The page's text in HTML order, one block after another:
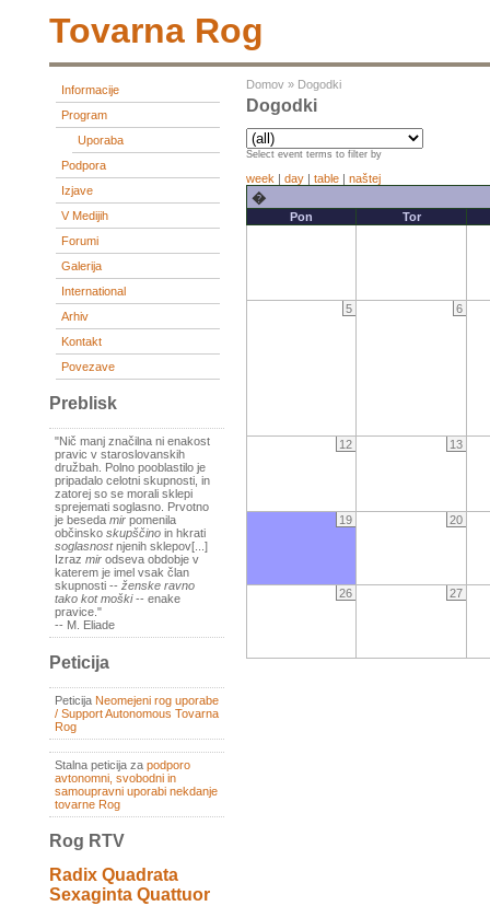
Tovarna Rog
Informacije
Program
Uporaba
Podpora
Izjave
V Medijih
Forumi
Galerija
International
Arhiv
Kontakt
Povezave
Preblisk
"Nič manj značilna ni enakost
pravic v staroslovanskih
družbah. Polno pooblastilo je
pripadalo celotni skupnosti, in
zatorej so se morali sklepi
sprejemati soglasno. Prvotno
je beseda mir pomenila
občinsko skupščino in hkrati
soglasnostnjenih sklepov[...]
Izraz mir odseva obdobje v
katerem je imel vsak član
skupnosti -- ženske ravno
tako kot moški-- enake
pravice."
-- M. Eliade
Peticija
Peticija Neomejeni rog uporabe
/ Support Autonomous Tovarna
Rog
Stalna peticija za podporo
avtonomni, svobodni in
samoupravni uporabi nekdanje
tovarne Rog
Rog RTV
Radix Quadrata
Sexaginta Quattuor
Domov » Dogodki
Dogodki
Select event terms to filter by
week | day | table | naštej
�
Pon Tor
5 6
12 13
19 20
26 27